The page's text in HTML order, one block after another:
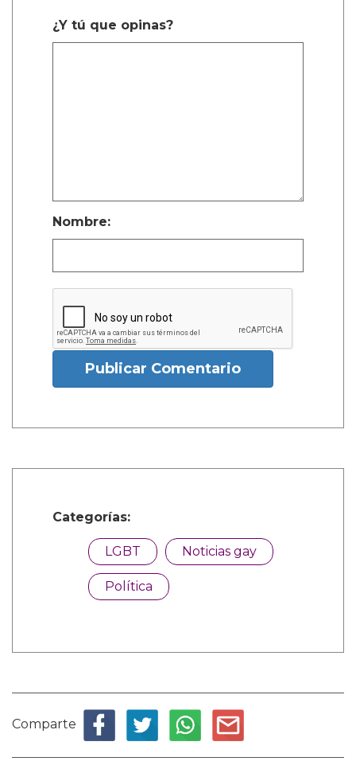
¿Y tú que opinas?
Nombre:
Publicar Comentario
Categorías:
LGBT Noticias gay
Política
Comparte